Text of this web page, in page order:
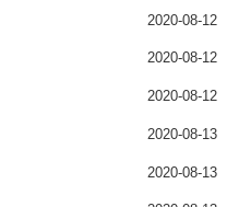
2020-08-12
2020-08-12
2020-08-12
2020-08-13
2020-08-13